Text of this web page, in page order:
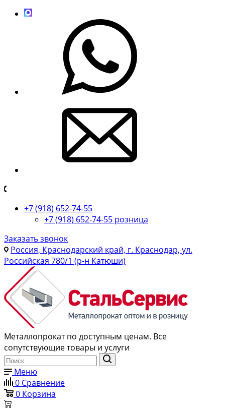
+7 (918) 652-74-55
+7 (918) 652-74-55 розница
Заказать звонок
Россия, Краснодарский край, г. Краснодар, ул.
Российская 780/1 (р-н Катюши)
Металлопрокат по доступным ценам. Все
сопутствующие товары и услуги
Меню
0 Сравнение
0 Корзина